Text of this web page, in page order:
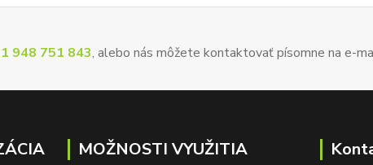
948 751 843, alebo nás môžete kontaktovať písomne na e-
MOŽNOSTI VYUŽITIA